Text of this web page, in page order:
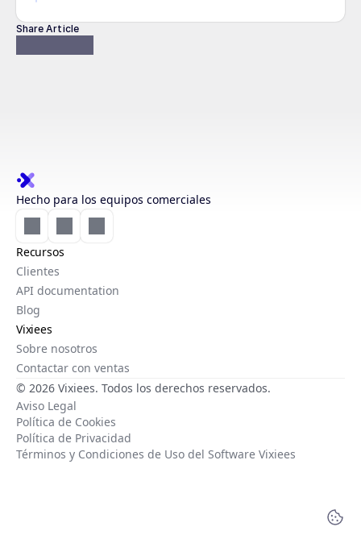
Share Article
Hecho para los equipos comerciales
Recursos
Clientes
API documentation
Blog
Vixiees
Sobre nosotros
Contactar con ventas
© 2026 Vixiees. Todos los derechos reservados.
Aviso Legal
Política de Cookies
Política de Privacidad
Términos y Condiciones de Uso del Software Vixiees